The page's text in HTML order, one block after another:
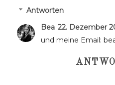
Antworten
Bea 22. Dezember
und meine Email: